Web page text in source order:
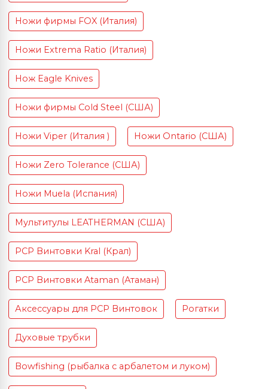
Ножи фирмы FOX (Италия)
Ножи Extrema Ratio (Италия)
Нож Eagle Knives
Ножи фирмы Cold Steel (США)
Ножи Viper (Италия ) Ножи Ontario (США)
Ножи Zero Tolerance (США)
Ножи Muela (Испания)
Мультитулы LEATHERMAN (США)
PCP Винтовки Kral (Крал)
PCP Винтовки Ataman (Атаман)
Аксессуары для PCP Винтовок Рогатки
Духовые трубки
Bowfishing (рыбалка с арбалетом и луком)